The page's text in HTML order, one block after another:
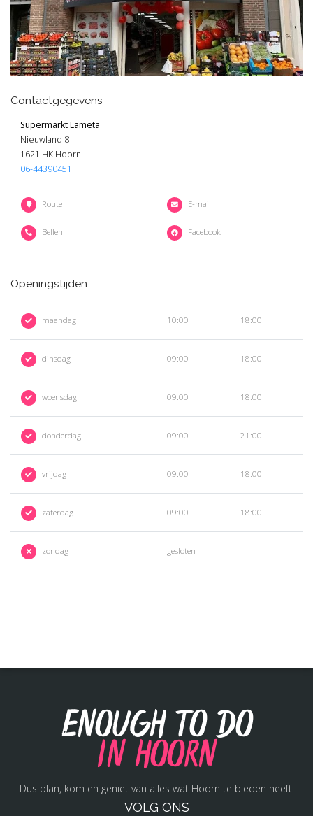
Contactgegevens
Supermarkt Lameta
Nieuwland 8
1621 HK Hoorn
06-44390451
Route E-mail
Bellen Facebook
Openingstijden
maandag 10:00 18:00
dinsdag 09:00 18:00
woensdag 09:00 18:00
donderdag 09:00 21:00
vrijdag 09:00 18:00
zaterdag 09:00 18:00
zondag gesloten
Enough to do
in Hoorn
Dus plan, kom en geniet van alles wat Hoorn te bieden heeft.
VOLG ONS